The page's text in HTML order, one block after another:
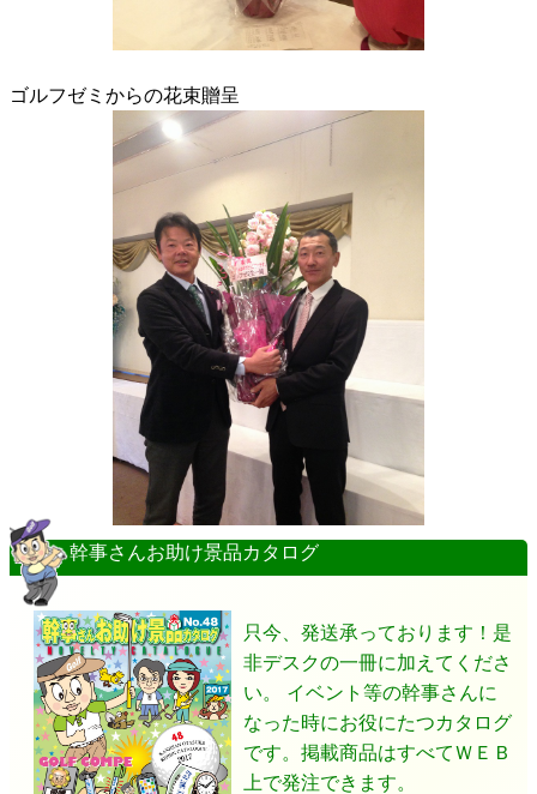
ゴルフゼミからの花束贈呈
幹事さんお助け景品カタログ
只今、発送承っております！是
非デスクの一冊に加えてくださ
い。 イベント等の幹事さんに
なった時にお役にたつカタログ
です。掲載商品はすべてＷＥＢ
上で発注できます。